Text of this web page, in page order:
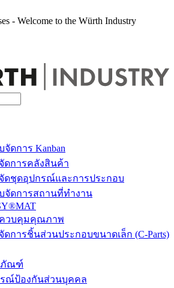
- Welcome to the Würth Industry
จัดการ Kanban
ดการคลังสินค้า
ดชุดอุปกรณ์และการประกอบ
จัดการสถานที่ทำงาน
วบคุมคุณภาพ
ดการชิ้นส่วนประกอบขนาดเล็ก (C-Parts)
ภัณฑ์
ณ์ป้องกันส่วนบุคคล